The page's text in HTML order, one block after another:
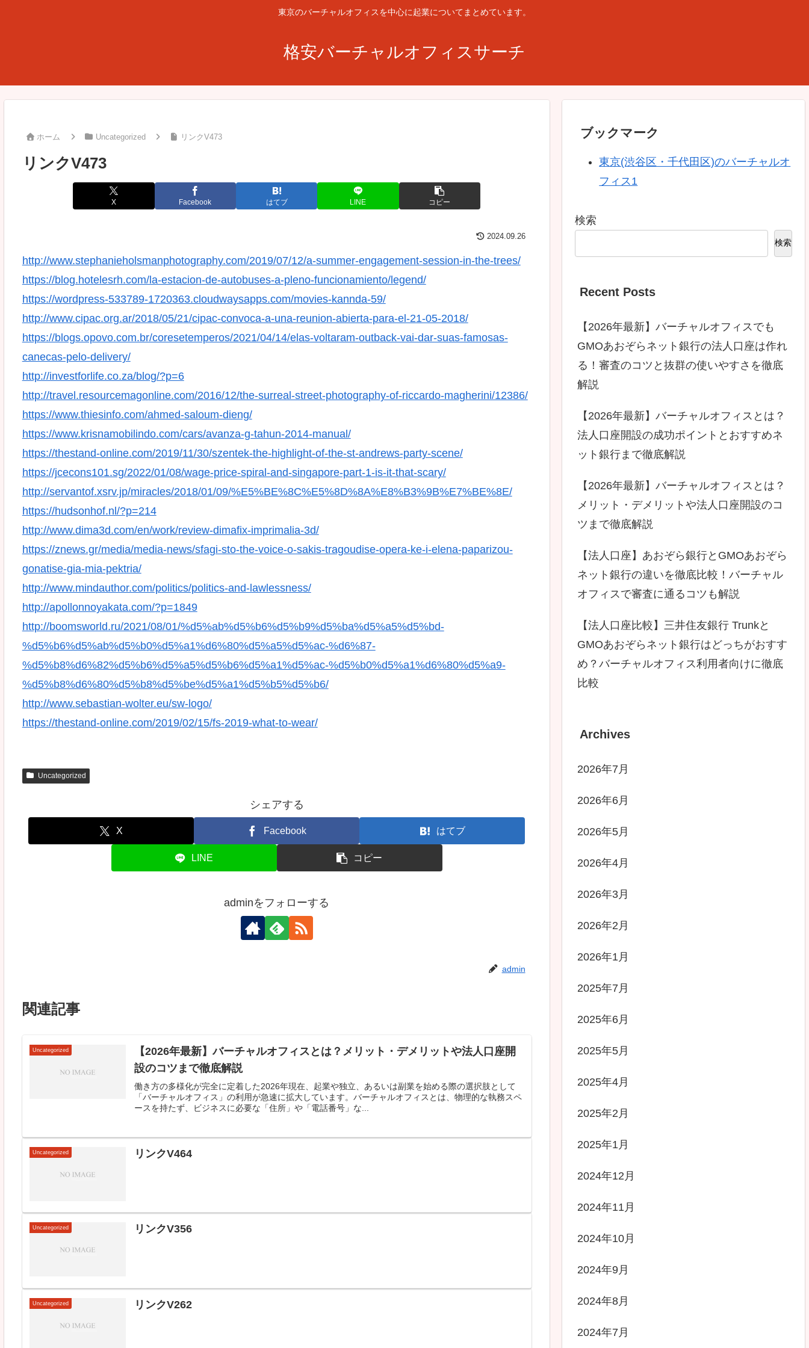
東京のバーチャルオフィスを中心に起業についてまとめています。
格安バーチャルオフィスサーチ
ホーム Uncategorized リンクV473
リンクV473
X Facebook はてブ LINE コピー
2024.09.26
http://www.stephanieholsmanphotography.com/2019/07/12/a-summer-engagement-session-in-the-trees/
https://blog.hotelesrh.com/la-estacion-de-autobuses-a-pleno-funcionamiento/legend/
https://wordpress-533789-1720363.cloudwaysapps.com/movies-kannda-59/
http://www.cipac.org.ar/2018/05/21/cipac-convoca-a-una-reunion-abierta-para-el-21-05-2018/
https://blogs.opovo.com.br/coresetemperos/2021/04/14/elas-voltaram-outback-vai-dar-suas-famosas-
canecas-pelo-delivery/
http://investforlife.co.za/blog/?p=6
http://travel.resourcemagonline.com/2016/12/the-surreal-street-photography-of-riccardo-magherini/12386/
https://www.thiesinfo.com/ahmed-saloum-dieng/
https://www.krisnamobilindo.com/cars/avanza-g-tahun-2014-manual/
https://thestand-online.com/2019/11/30/szentek-the-highlight-of-the-st-andrews-party-scene/
https://jcecons101.sg/2022/01/08/wage-price-spiral-and-singapore-part-1-is-it-that-scary/
http://servantof.xsrv.jp/miracles/2018/01/09/%E5%BE%8C%E5%8D%8A%E8%B3%9B%E7%BE%8E/
https://hudsonhof.nl/?p=214
http://www.dima3d.com/en/work/review-dimafix-imprimalia-3d/
https://znews.gr/media/media-news/sfagi-sto-the-voice-o-sakis-tragoudise-opera-ke-i-elena-paparizou-
gonatise-gia-mia-pektria/
http://www.mindauthor.com/politics/politics-and-lawlessness/
http://apollonnoyakata.com/?p=1849
http://boomsworld.ru/2021/08/01/%d5%ab%d5%b6%d5%b9%d5%ba%d5%a5%d5%bd-
%d5%b6%d5%ab%d5%b0%d5%a1%d6%80%d5%a5%d5%ac-%d6%87-
%d5%b8%d6%82%d5%b6%d5%a5%d5%b6%d5%a1%d5%ac-%d5%b0%d5%a1%d6%80%d5%a9-
%d5%b8%d6%80%d5%b8%d5%be%d5%a1%d5%b5%d5%b6/
http://www.sebastian-wolter.eu/sw-logo/
https://thestand-online.com/2019/02/15/fs-2019-what-to-wear/
Uncategorized
シェアする
X Facebook はてブ
LINE コピー
adminをフォローする
admin
関連記事
Uncategorized
【2026年最新】バーチャルオフィスとは？メリット・デメリットや法人口座開
設のコツまで徹底解説
働き方の多様化が完全に定着した2026年現在、起業や独立、あるいは副業を始める際の選択肢として
「バーチャルオフィス」の利用が急速に拡大しています。バーチャルオフィスとは、物理的な執務スペ
ースを持たず、ビジネスに必要な「住所」や「電話番号」な...
Uncategorized リンクV464
Uncategorized リンクV356
Uncategorized リンクV262
ブックマーク
東京(渋谷区・千代田区)のバーチャルオ
フィス1
検索
検索
Recent Posts
【2026年最新】バーチャルオフィスでも
GMOあおぞらネット銀行の法人口座は作れ
る！審査のコツと抜群の使いやすさを徹底
解説
【2026年最新】バーチャルオフィスとは？
法人口座開設の成功ポイントとおすすめネ
ット銀行まで徹底解説
【2026年最新】バーチャルオフィスとは？
メリット・デメリットや法人口座開設のコ
ツまで徹底解説
【法人口座】あおぞら銀行とGMOあおぞら
ネット銀行の違いを徹底比較！バーチャル
オフィスで審査に通るコツも解説
【法人口座比較】三井住友銀行 Trunkと
GMOあおぞらネット銀行はどっちがおすす
め？バーチャルオフィス利用者向けに徹底
比較
Archives
2026年7月
2026年6月
2026年5月
2026年4月
2026年3月
2026年2月
2026年1月
2025年7月
2025年6月
2025年5月
2025年4月
2025年2月
2025年1月
2024年12月
2024年11月
2024年10月
2024年9月
2024年8月
2024年7月